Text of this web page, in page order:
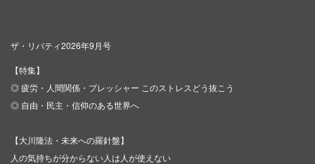
ザ・リバティ2026年9月号
【特集】
◎ 疲労・人間関係・プレッシャー このストレスどう抜こう
◎ 自由・民主・信仰のある世界へ
【大川隆法・未来への羅針盤】
人の気持ちが分からない人は人が使えない